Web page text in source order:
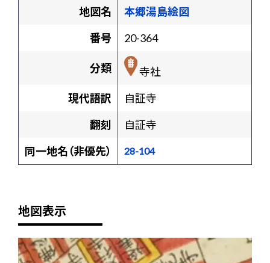
地図名
本郷湯島絵図
番号
20-364
分類
寺社
現代語訳
自証寺
翻刻
自証寺
同一地名（非優先）
28-104
地図表示
+